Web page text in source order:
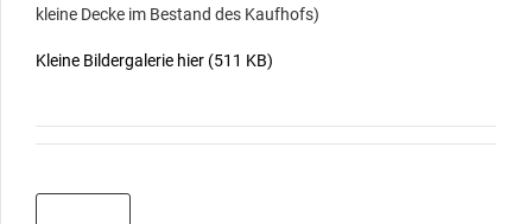
kleine Decke im Bestand des Kaufhofs)
Kleine Bildergalerie hier (511 KB)